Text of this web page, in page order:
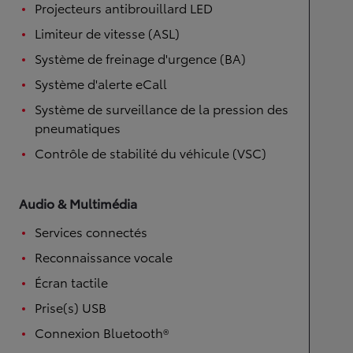
Projecteurs antibrouillard LED
Limiteur de vitesse (ASL)
Système de freinage d'urgence (BA)
Système d'alerte eCall
Système de surveillance de la pression des
pneumatiques
Contrôle de stabilité du véhicule (VSC)
Audio & Multimédia
Services connectés
Reconnaissance vocale
Écran tactile
Prise(s) USB
Connexion Bluetooth®